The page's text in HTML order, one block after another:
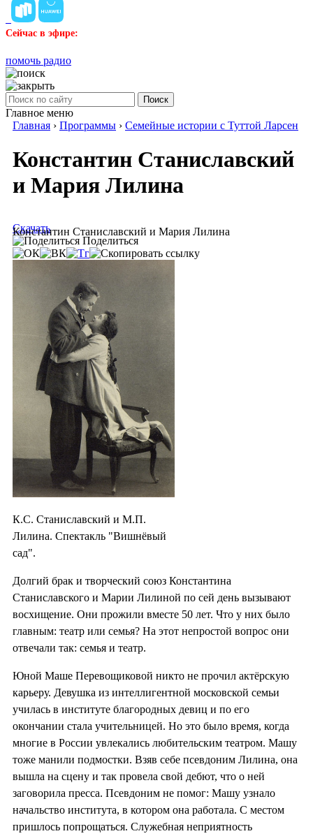
Сейчас в эфире:
помочь радио
Поиск
Главное меню
Главная › Программы › Семейные истории с Туттой Ларсен
Константин Станиславский
и Мария Лилина
Константин Станиславский и Мария Лилина
Скачать
Поделиться
К.С. Станиславский и М.П.
Лилина. Спектакль "Вишнёвый
сад".
Долгий брак и творческий союз Константина
Станиславского и Марии Лилиной по сей день вызывают
восхищение. Они прожили вместе 50 лет. Что у них было
главным: театр или семья? На этот непростой вопрос они
отвечали так: семья и театр.
Юной Маше Перевощиковой никто не прочил актёрскую
карьеру. Девушка из интеллигентной московской семьи
училась в институте благородных девиц и по его
окончании стала учительницей. Но это было время, когда
многие в России увлекались любительским театром. Машу
тоже манили подмостки. Взяв себе псевдоним Лилина, она
вышла на сцену и так провела свой дебют, что о ней
заговорила пресса. Псевдоним не помог: Машу узнало
начальство института, в котором она работала. С местом
пришлось попрощаться. Служебная неприятность